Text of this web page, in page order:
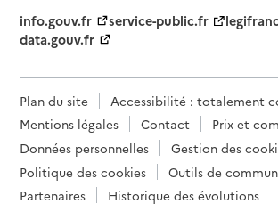
info.gouv.fr
service-public.fr
data.gouv.fr
Plan du site
Accessibilité : totalement
Mentions légales
Contact
Prix et
Données personnelles
Gestion des
Politique des cookies
Outils de
Partenaires
Historique des évolutions